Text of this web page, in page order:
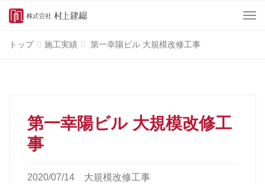
Menu
トップ 施工実績 第一幸陽ビル 大規模改修工事
第一幸陽ビル 大規模改修工
事
2020/07/14 大規模改修工事